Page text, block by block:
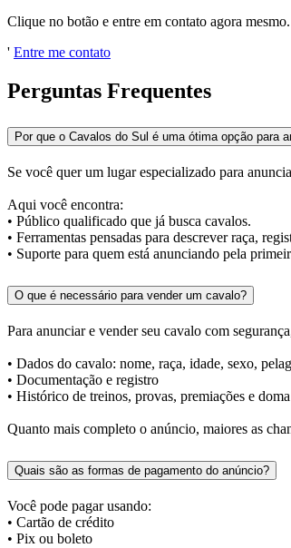
Clique no botão e entre em contato agora mesmo.
' Entre me contato
Perguntas Frequentes
Por que o Cavalos do Sul é uma ótima opção para
Se você quer um lugar especializado para
Aqui você encontra:
• Público qualificado que já busca cavalos.
• Ferramentas pensadas para descrever raça,
• Suporte para quem está anunciando pela
O que é necessário para vender um cavalo?
Para anunciar e vender seu cavalo com
• Dados do cavalo: nome, raça, idade, sexo,
• Documentação e registro
• Histórico de treinos, provas, premiações e doma
Quanto mais completo o anúncio, maiores as
Quais são as formas de pagamento do anúncio?
Você pode pagar usando:
• Cartão de crédito
• Pix ou boleto